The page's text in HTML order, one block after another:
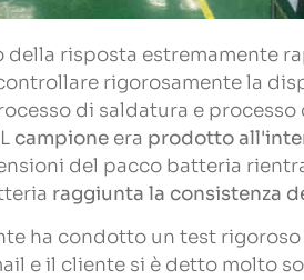
risposta estremamente
rigorosamente la
di saldatura e
campione era prodotto
del pacco batteria
raggiunta la consistenza
ha condotto un test
e il cliente si è detto molto